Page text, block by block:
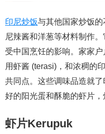
印尼炒饭与其他国家炒饭
尼辣酱和洋葱等材料制作
受中国烹饪的影响。家家
用虾酱 (terasi)，和浓稠的‍
共同点。这些调味品造就
好的阳光蛋和酥脆的虾片，
虾片Kerupuk